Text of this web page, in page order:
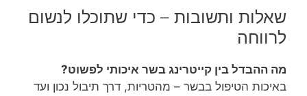
שאלות ותשובות – כדי שתוכלו לנשום
לרווחה
מה ההבדל בין קייטרינג בשר איכותי לפשוט?
באיכות הטיפול בבשר – מהטריות, דרך תיבול נכון ועד